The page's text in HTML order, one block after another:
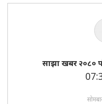
साझा खबर २०८०